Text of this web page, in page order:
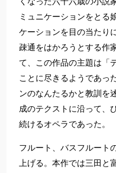
ミュニケーションをとる
ケーションを目の当たり
疎通をはかろうとする作
て、この作品の主題は「
ことに尽きるようであっ
ンのなんたるかと教訓を
成のテクストに沿って、
続けるオペラであった。
フルート、バスフルート
上げる。本作では三田と